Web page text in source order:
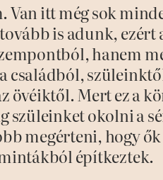
Van itt még sok
is adunk,
hanem
családból,
övéiktől. Mert ez a
szüleinket okolni a
megérteni, hogy
építkeztek.